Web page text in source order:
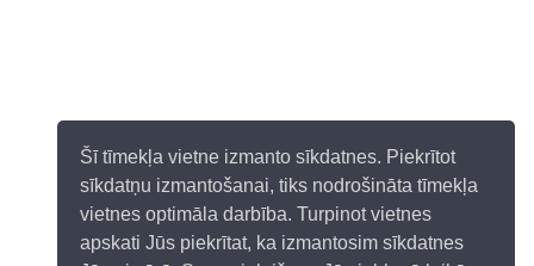
Šī tīmekļa vietne izmanto sīkdatnes. Piekrītot
sīkdatņu izmantošanai, tiks nodrošināta tīmekļa
vietnes optimāla darbība. Turpinot vietnes
apskati Jūs piekrītat, ka izmantosim sīkdatnes